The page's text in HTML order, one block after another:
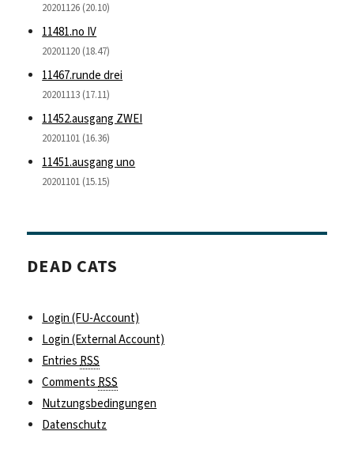
20201126 (20.10)
11481.no IV
20201120 (18.47)
11467.runde drei
20201113 (17.11)
11452.ausgang ZWEI
20201101 (16.36)
11451.ausgang uno
20201101 (15.15)
DEAD CATS
Login (FU-Account)
Login (External Account)
EntriesRSS
CommentsRSS
Nutzungsbedingungen
Datenschutz